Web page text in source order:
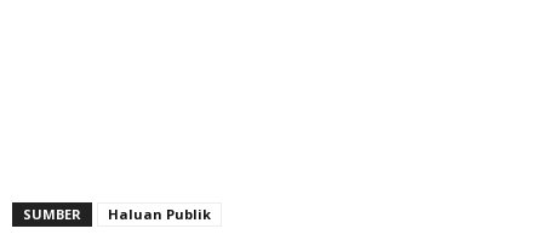
SUMBER Haluan Publik